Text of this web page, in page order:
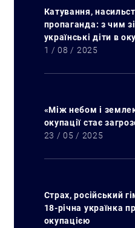
Катування,
пропаганда: з чим
українські діти в
1 / 08 / 2025
«Між небом і
окупації стає
23 / 05 / 2025
Страх, російський
18-річна українка
окупацією